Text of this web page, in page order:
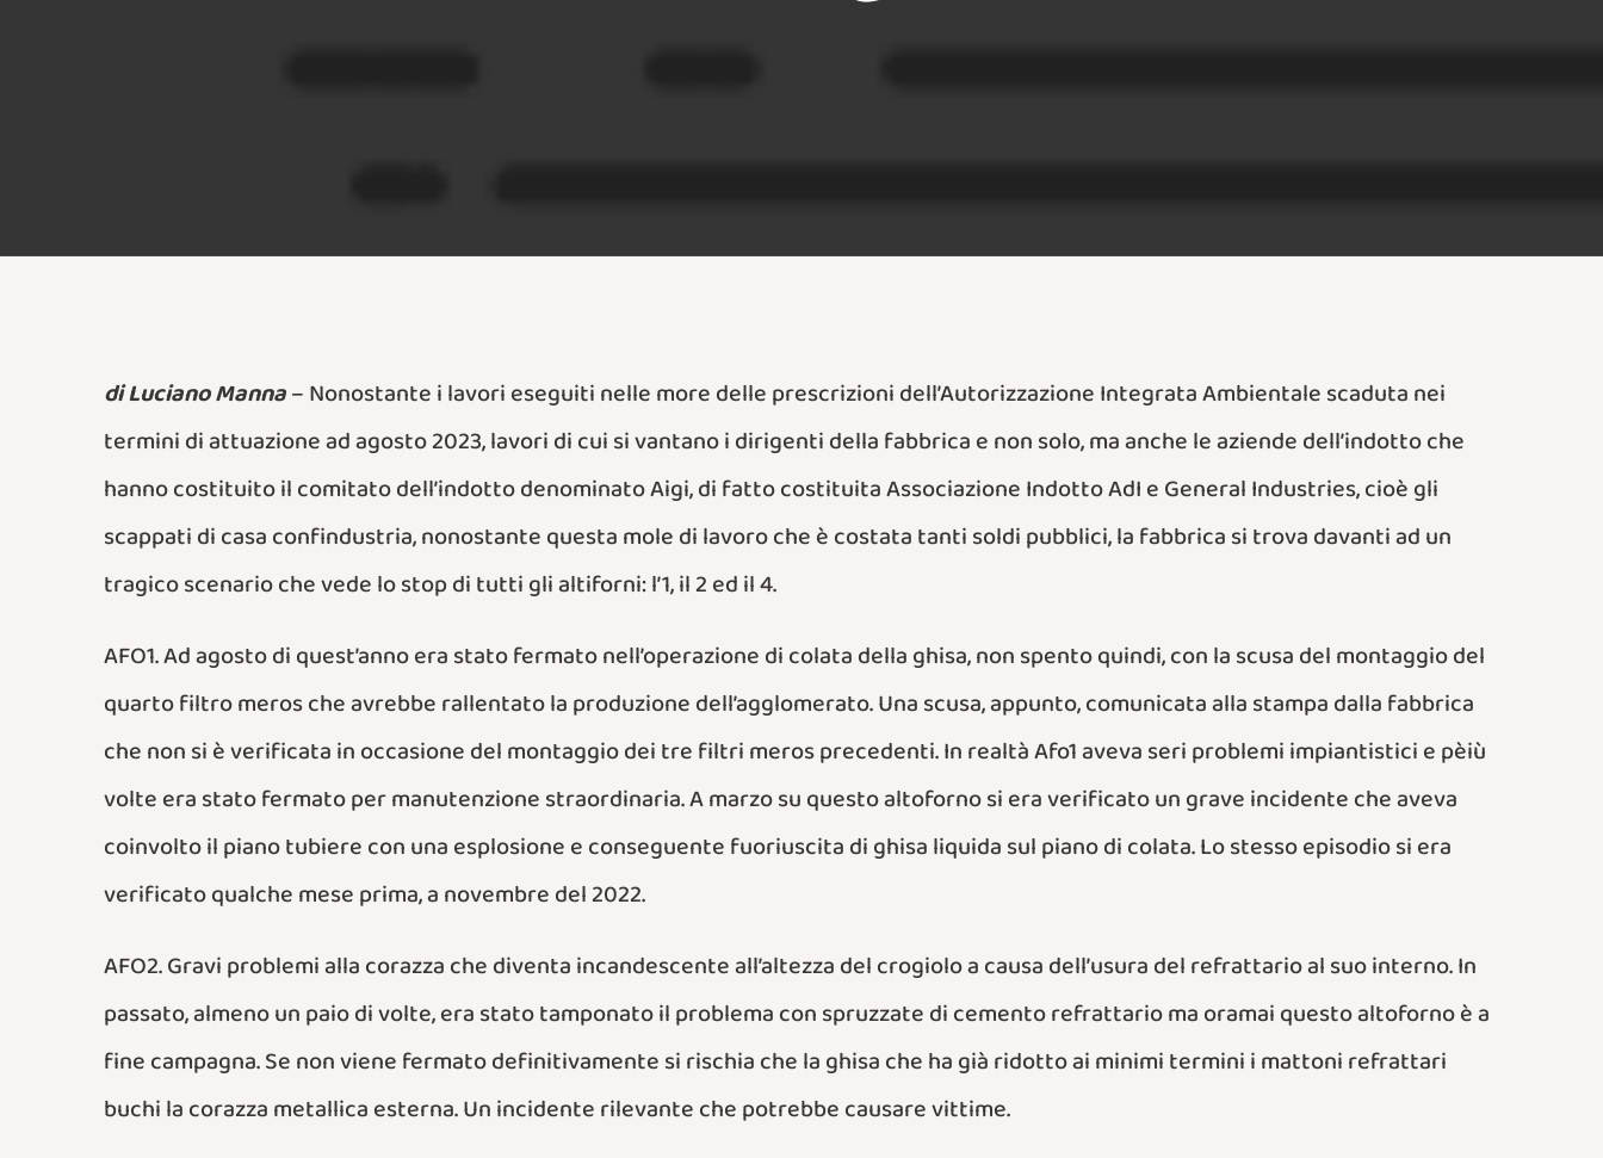
di Luciano Manna– Nonostante i lavori eseguiti nelle more delle prescrizioni dell’Autorizzazione Integrata Ambientale scaduta nei
termini di attuazione ad agosto 2023, lavori di cui si vantano i dirigenti della fabbrica e non solo, ma anche le aziende dell’indotto che
hanno costituitoil comitato dell’indotto denominato Aigi, di fatto costituita Associazione Indotto AdI e General Industries, cioè gli
scappati di casa confindustria, nonostante questa mole di lavoro che è costata tanti soldi pubblici, la fabbrica si trova davanti ad un
tragico scenario che vede lo stop di tutti gli altiforni: l’1, il 2 ed il 4.
AFO1. Ad agosto di quest’anno era stato fermato nell’operazione di colata della ghisa, non spento quindi, con la scusa del montaggio del
quarto filtro meros che avrebbe rallentato la produzione dell’agglomerato. Una scusa, appunto, comunicata alla stampa dalla fabbrica
che non si è verificata in occasione del montaggio dei tre filtri meros precedenti. In realtà Afo1 aveva seri problemi impiantistici e pèiù
volte era stato fermato per manutenzione straordinaria. A marzo su questo altoforno si era verificato un grave incidente che aveva
coinvoltoil piano tubierecon una esplosione e conseguente fuoriuscita di ghisa liquida sul piano di colata. Lo stesso episodio si era
verificato qualche mese prima, a novembre del 2022.
AFO2. Gravi problemi alla corazza che diventa incandescente all’altezza del crogiolo a causa dell’usura del refrattario al suo interno. In
passato, almeno un paio di volte, era stato tamponato il problema con spruzzate di cemento refrattario ma oramai questo altoforno è a
fine campagna. Se non viene fermato definitivamente si rischia che la ghisa che ha già ridotto ai minimi termini i mattoni refrattari
buchi la corazza metallica esterna. Un incidente rilevante che potrebbe causare vittime.